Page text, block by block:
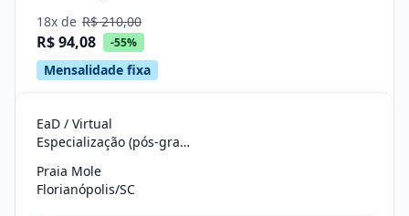
18x de R$ 210,00
R$ 94,08 -55%
Mensalidade fixa
EaD / Virtual
Especialização (pós-graduação)
Praia Mole
Florianópolis/SC